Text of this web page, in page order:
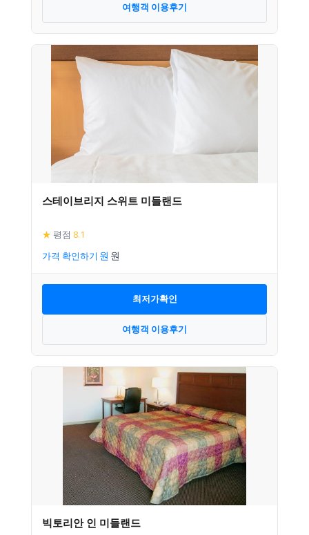
여행객 이용후기
스테이브리지 스위트 미들랜드
★ 평점 8.1
가격 확인하기
최저가확인
여행객 이용후기
빅토리안 인 미들랜드